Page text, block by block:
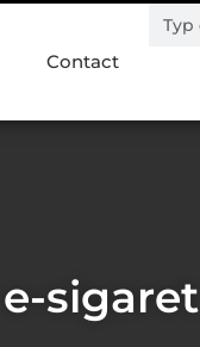
Contact
sigaret